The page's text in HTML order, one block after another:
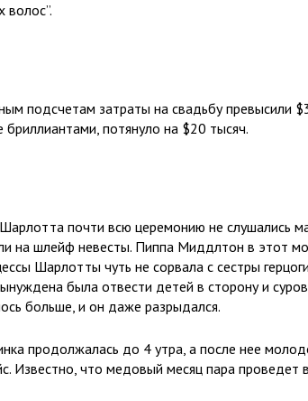
волос”.
подсчетам затраты на свадьбу превысили
бриллиантами, потянуло на $20 тысяч.
почти всю церемонию не слушались
на шлейф невесты. Пиппа Миддлтон в этот
Шарлотты чуть не сорвала с сестры
была отвести детей в сторону и
больше, и он даже разрыдался.
продолжалась до 4 утра, а после нее
Известно, что медовый месяц пара проведет